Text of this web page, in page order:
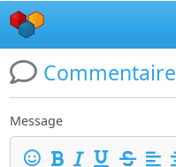
Commentaire
Message